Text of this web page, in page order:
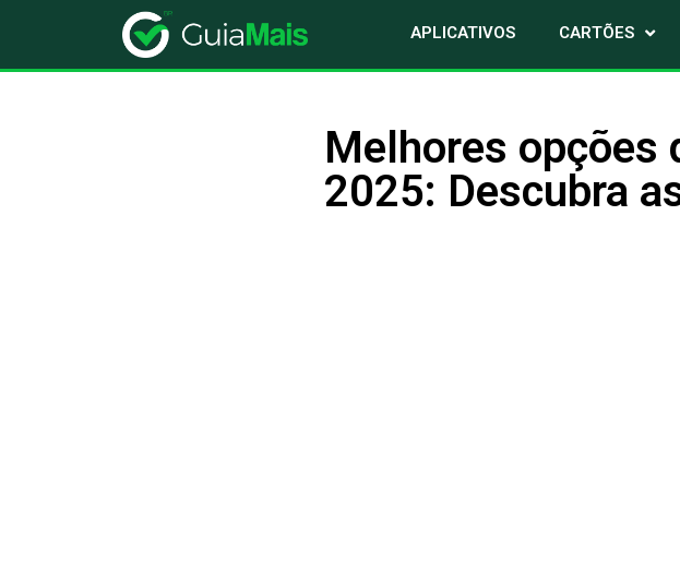
APLICATIVOS CARTÕES
Melhores opções
2025: Descubra